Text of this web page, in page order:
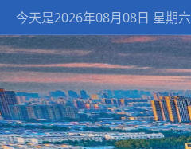
今天是2026年08月08日 星期六